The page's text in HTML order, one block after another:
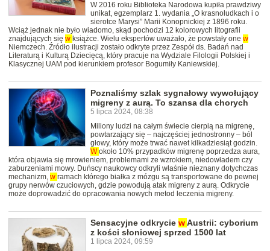
W 2016 roku Biblioteka Narodowa kupiła prawdziwy
unikat, egzemplarz 1. wydania „O krasnoludkach i o
sierotce Marysi” Marii Konopnickiej z 1896 roku.
Wciąż jednak nie było wiadomo, skąd pochodzi 12 kolorowych litografii
znajdujących się w książce. Wielu ekspertów uważało, że powstały one w
Niemczech. Źródło ilustracji zostało odkryte przez Zespół ds. Badań nad
Literaturą i Kulturą Dziecięcą, który pracuje na Wydziale Filologii Polskiej i
Klasycznej UAM pod kierunkiem profesor Bogumiły Kaniewskiej.
Poznaliśmy szlak sygnałowy wywołujący
migreny z aurą. To szansa dla chorych
5 lipca 2024, 08:38
Miliony ludzi na całym świecie cierpią na migrenę,
powtarzający się – najczęściej jednostronny – ból
głowy, który może trwać nawet kilkadziesiąt godzin.
Wokoło 10% przypadków migrenę poprzedza aura,
która objawia się mrowieniem, problemami ze wzrokiem, niedowładem czy
zaburzeniami mowy. Duńscy naukowcy odkryli właśnie nieznany dotychczas
mechanizm, w ramach którego białka z mózgu są transportowane do pewnej
grupy nerwów czuciowych, gdzie powodują atak migreny z aurą. Odkrycie
może doprowadzić do opracowania nowych metod leczenia migreny.
Sensacyjne odkrycie wAustrii: cyborium
z kości słoniowej sprzed 1500 lat
1 lipca 2024, 09:59